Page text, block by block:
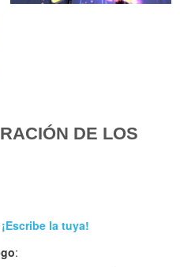
DE LOS
¡Escribe la tuya!
: